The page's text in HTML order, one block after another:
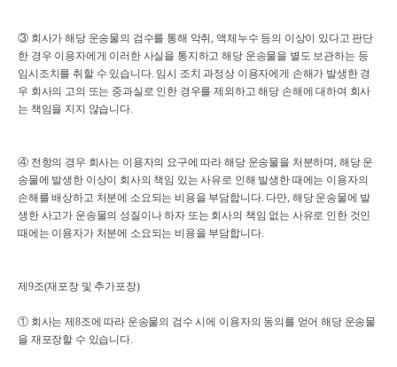
③ 회사가 해당 운송물의 검수를 통해 악취, 액체누수 등의 이상이 있다고 판단
한 경우 이용자에게 이러한 사실을 통지하고 해당 운송물을 별도 보관하는 등
임시조치를 취할 수 있습니다. 임시 조치 과정상 이용자에게 손해가 발생한 경
우 회사의 고의 또는 중과실로 인한 경우를 제외하고 해당 손해에 대하여 회사
는 책임을 지지 않습니다.
④ 전항의 경우 회사는 이용자의 요구에 따라 해당 운송물을 처분하며, 해당 운
송물에 발생한 이상이 회사의 책임 있는 사유로 인해 발생한 때에는 이용자의
손해를 배상하고 처분에 소요되는 비용을 부담합니다. 다만, 해당 운송물에 발
생한 사고가 운송물의 성질이나 하자 또는 회사의 책임 없는 사유로 인한 것인
때에는 이용자가 처분에 소요되는 비용을 부담합니다.
제9조(재포장 및 추가포장)
① 회사는 제8조에 따라 운송물의 검수 시에 이용자의 동의를 얻어 해당 운송물
을 재포장할 수 있습니다.